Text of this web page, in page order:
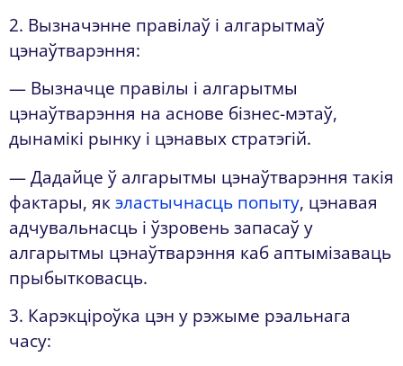
2. Вызначэнне правілаў і алгарытмаў
цэнаўтварэння:
— Вызначце правілы і алгарытмы
цэнаўтварэння на аснове бізнес-мэтаў,
дынамікі рынку і цэнавых стратэгій.
— Дадайце ў алгарытмы цэнаўтварэння такія
фактары, якэластычнасць попыту, цэнавая
адчувальнасць і ўзровень запасаў у
алгарытмы цэнаўтварэння каб аптымізаваць
прыбытковасць.
3. Карэкціроўка цэн у рэжыме рэальнага
часу: